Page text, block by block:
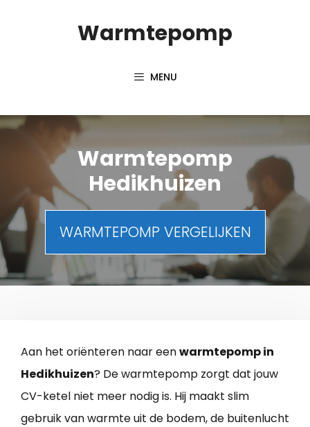
Warmtepomp
MENU
Warmtepomp
Hedikhuizen
WARMTEPOMP VERGELIJKEN
Aan het oriënteren naar eenwarmtepomp in
Hedikhuizen? De warmtepomp zorgt dat jouw
CV-ketel niet meer nodig is. Hij maakt slim
gebruik van warmte uit de bodem, de buitenlucht